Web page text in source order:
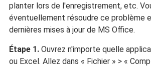
planter lors de l'enregistrement, etc.
éventuellement résoudre ce problème
dernières mises à jour de MS Office.
Étape 1.Ouvrez n'importe quelle
ou Excel. Allez dans « Fichier » > «